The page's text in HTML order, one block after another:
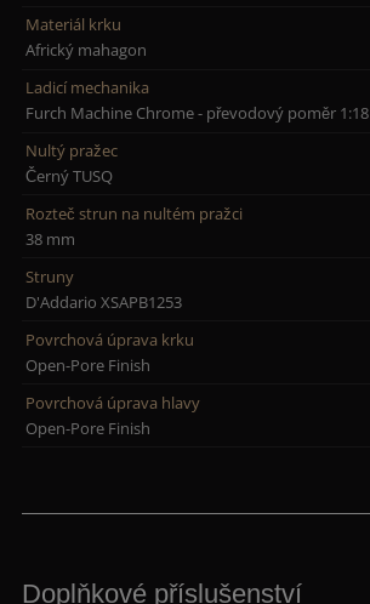
Materiál krku
Africký mahagon
Ladicí mechanika
Furch Machine Chrome - převodový poměr 1:18
Nultý pražec
Černý TUSQ
Rozteč strun na nultém pražci
38 mm
Struny
D'Addario XSAPB1253
Povrchová úprava krku
Open-Pore Finish
Povrchová úprava hlavy
Open-Pore Finish
Doplňkové příslušenství